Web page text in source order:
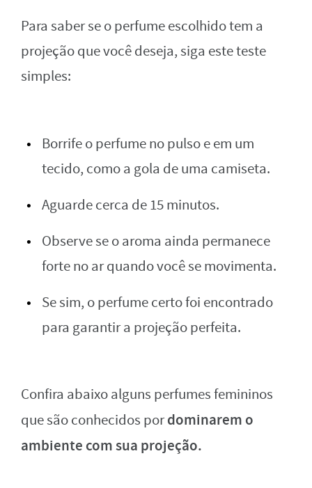
Para saber se o perfume escolhido tem a
projeção que você deseja, siga este teste
simples:
Borrife o perfume no pulso e em um
tecido, como a gola de uma camiseta.
Aguarde cerca de 15 minutos.
Observe se o aroma ainda permanece
forte no ar quando você se movimenta.
Se sim, o perfume certo foi encontrado
para garantir a projeção perfeita.
Confira abaixo alguns perfumes femininos
que são conhecidos pordominarem o
ambiente com sua projeção.